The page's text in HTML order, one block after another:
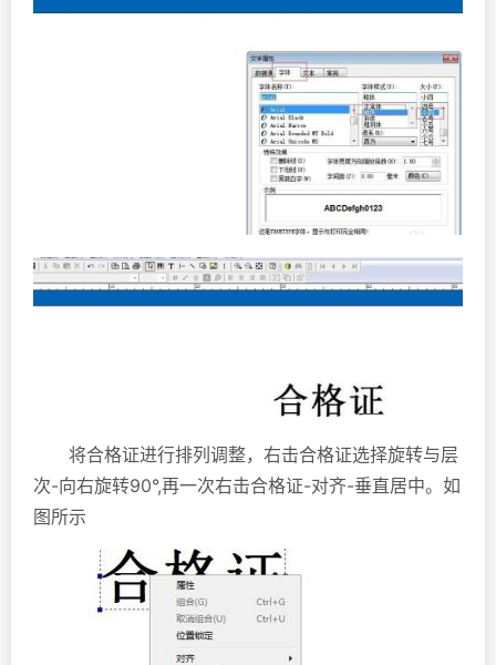
将合格证进行排列调整，右击合格证选择旋转与层
次-向右旋转90°,再一次右击合格证-对齐-垂直居中。如
图所示